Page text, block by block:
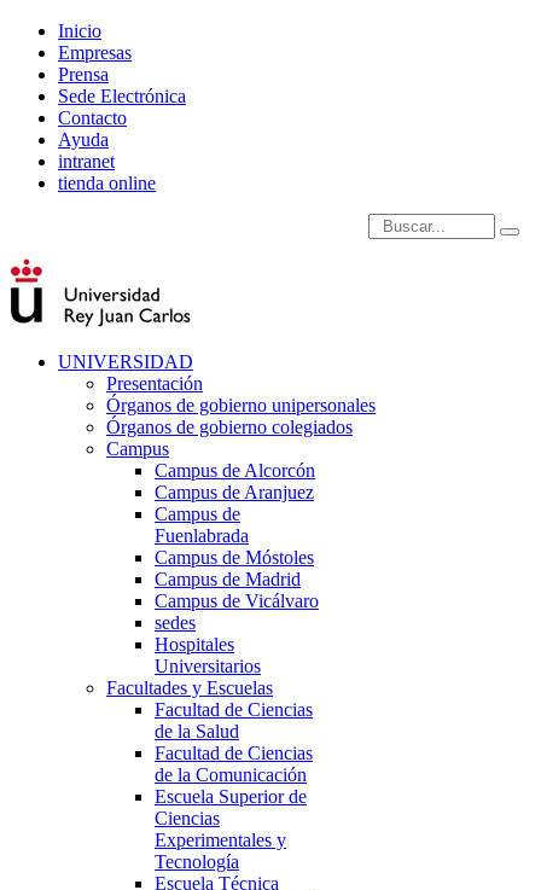
Inicio
Empresas
Prensa
Sede Electrónica
Contacto
Ayuda
intranet
tienda online
Introduce términos de
UNIVERSIDAD
Presentación
Órganos de gobierno unipersonales
Órganos de gobierno colegiados
Campus
Campus de Alcorcón
Campus de Aranjuez
Campus de
Fuenlabrada
Campus de Móstoles
Campus de Madrid
Campus de Vicálvaro
sedes
Hospitales
Universitarios
Facultades y Escuelas
Facultad de Ciencias
de la Salud
Facultad de Ciencias
de la Comunicación
Escuela Superior de
Ciencias
Experimentales y
Tecnología
Escuela Técnica